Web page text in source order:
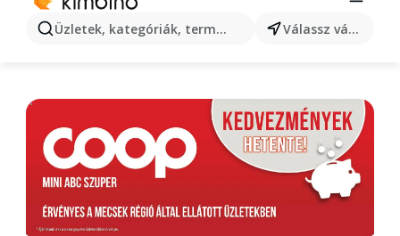
Üzletek, kategóriák, termékek keresése... Válassz várost